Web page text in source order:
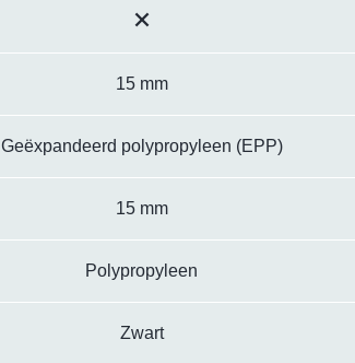
15 mm
Geëxpandeerd polypropyleen (EPP)
15 mm
Polypropyleen
Zwart